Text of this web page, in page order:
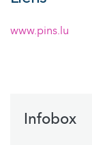
www.pins.lu
Infobox